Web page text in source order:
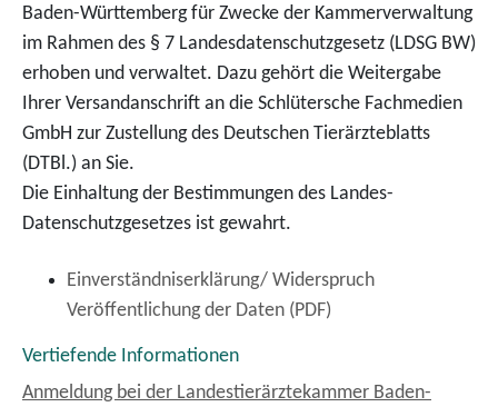
Baden-Württemberg für Zwecke der Kammerverwaltung
im Rahmen des § 7 Landesdatenschutzgesetz (LDSG BW)
erhoben und verwaltet. Dazu gehört die Weitergabe
Ihrer Versandanschrift an die Schlütersche Fachmedien
GmbH zur Zustellung des Deutschen Tierärzteblatts
(DTBl.) an Sie.
Die Einhaltung der Bestimmungen des Landes-
Datenschutzgesetzes ist gewahrt.
Einverständniserklärung/ Widerspruch
Veröffentlichung der Daten (PDF)
Vertiefende Informationen
Anmeldung bei der Landestierärztekammer Baden-